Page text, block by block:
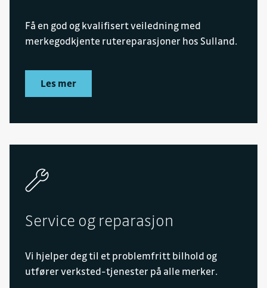
Få en god og kvalifisert veiledning med
merkegodkjente rutereparasjoner hos Sulland.
Les mer
Service og reparasjon
Vi hjelper deg til et problemfritt bilhold og
utfører verksted-tjenester på alle merker.